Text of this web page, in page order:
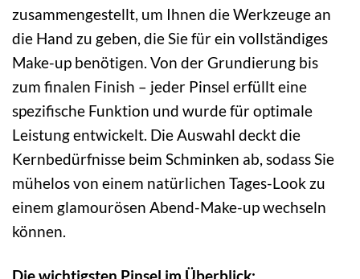
zusammengestellt, um Ihnen die Werkzeuge an
die Hand zu geben, die Sie für ein vollständiges
Make-up benötigen. Von der Grundierung bis
zum finalen Finish – jeder Pinsel erfüllt eine
spezifische Funktion und wurde für optimale
Leistung entwickelt. Die Auswahl deckt die
Kernbedürfnisse beim Schminken ab, sodass Sie
mühelos von einem natürlichen Tages-Look zu
einem glamourösen Abend-Make-up wechseln
können.
Die wichtigsten Pinsel im Überblick: